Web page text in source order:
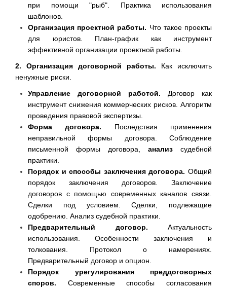
при помощи "рыб". Практика использования
шаблонов.
Организация проектной работы. Что такое проекты
для юристов. План-график как инструмент
эффективной организации проектной работы.
2. Организация договорной работы. Как исключить
ненужные риски.
Управление договорной работой.
Договор как
инструмент снижения коммерческих рисков. Алгоритм
проведения правовой экспертизы.
Форма договора. Последствия применения
неправильной формы договора. Соблюдение
письменной формы договора, анализ судебной
практики.
Порядок и способы заключения договора. Общий
порядок заключения договоров. Заключение
договоров с помощью современных каналов связи.
Сделки под условием. Сделки, подлежащие
одобрению. Анализ судебной практики.
Предварительный договор. Актуальность
использования. Особенности заключения и
толкования. Протокол о намерениях.
Предварительный договор и опцион.
Порядок урегулирования преддоговорных
споров. Современные способы согласования